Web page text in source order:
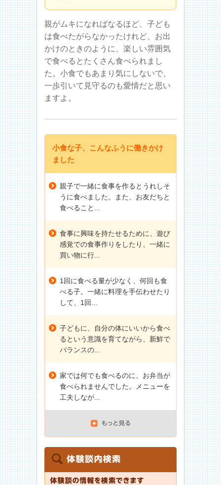
親がムキになればなるほど、子ども
は食べたがらなかったけれど、お出
かけのときのように、楽しい雰囲気
で食べるとたくさん食べられまし
た。小食でもあまり気にしないで、
一歩引いて見守るのも愛情だと思い
ますよ。
小食な子、こんなふうに働きかけ
ました
親子で一緒に食事を作るとうれしそ
うに食べました。また、お友だちと
食べること...
食事に興味を持たせるために、遊び
感覚での食事作りをしたり、一緒に
買い物に行...
1回に食べる量が少なく、何回も食
べる子。一緒に料理を手伝わせたり
して、1回...
子どもに、自分の体にいいから食べ
るという意識を育てながら、新鮮で
バランスの...
家では何でも食べるのに、お弁当が
食べられませんでした。メニューを
工夫しなが...